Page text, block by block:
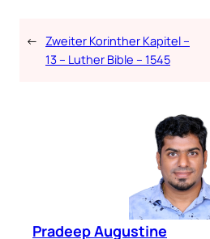
← Zweiter Korinther Kapitel –
13 – Luther Bible – 1545
Pradeep Augustine